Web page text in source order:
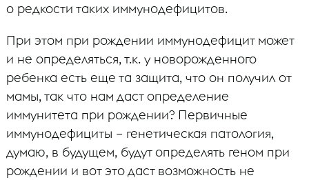
о редкости таких иммунодефицитов.
При этом при рождении иммунодефицит может
и не определяться, т.к. у новорожденного
ребенка есть еще та защита, что он получил от
мамы, так что нам даст определение
иммунитета при рождении? Первичные
иммунодефициты – генетическая патология,
думаю, в будущем, будут определять геном при
рождении и вот это даст возможность не